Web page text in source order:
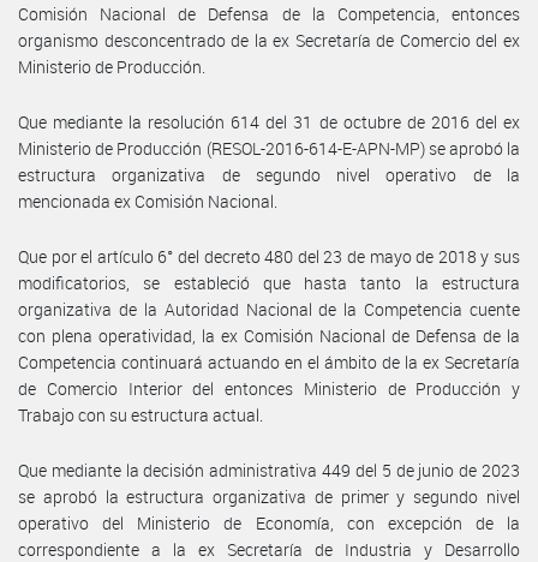
Comisión Nacional de Defensa de la Competencia, entonces
organismo desconcentrado de la ex Secretaría de Comercio del ex
Ministerio de Producción.
Que mediante la resolución 614 del 31 de octubre de 2016 del ex
Ministerio de Producción (RESOL-2016-614-E-APN-MP) se aprobó la
estructura organizativa de segundo nivel operativo de la
mencionada ex Comisión Nacional.
Que por el artículo 6° del decreto 480 del 23 de mayo de 2018 y sus
modificatorios, se estableció que hasta tanto la estructura
organizativa de la Autoridad Nacional de la Competencia cuente
con plena operatividad, la ex Comisión Nacional de Defensa de la
Competencia continuará actuando en el ámbito de la ex Secretaría
de Comercio Interior del entonces Ministerio de Producción y
Trabajo con su estructura actual.
Que mediante la decisión administrativa 449 del 5 de junio de 2023
se aprobó la estructura organizativa de primer y segundo nivel
operativo del Ministerio de Economía, con excepción de la
correspondiente a la ex Secretaría de Industria y Desarrollo